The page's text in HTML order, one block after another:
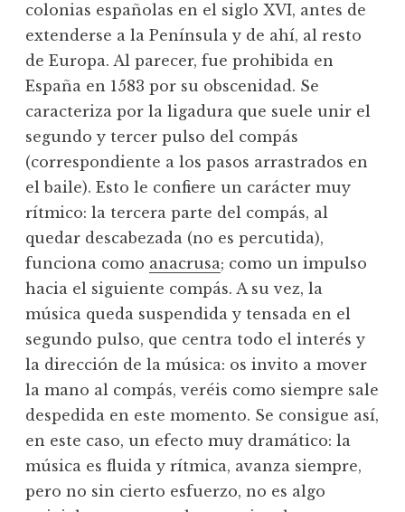
colonias españolas en el siglo XVI, antes de
extenderse a la Península y de ahí, al resto
de Europa. Al parecer, fue prohibida en
España en 1583 por su obscenidad. Se
caracteriza por la ligadura que suele unir el
segundo y tercer pulso del compás
(correspondiente a los pasos arrastrados en
el baile). Esto le confiere un carácter muy
rítmico: la tercera parte del compás, al
quedar descabezada (no es percutida),
funciona como anacrusa; como un impulso
hacia el siguiente compás. A su vez, la
música queda suspendida y tensada en el
segundo pulso, que centra todo el interés y
la dirección de la música: os invito a mover
la mano al compás, veréis como siempre sale
despedida en este momento. Se consigue así,
en este caso, un efecto muy dramático: la
música es fluida y rítmica, avanza siempre,
pero no sin cierto esfuerzo, no es algo